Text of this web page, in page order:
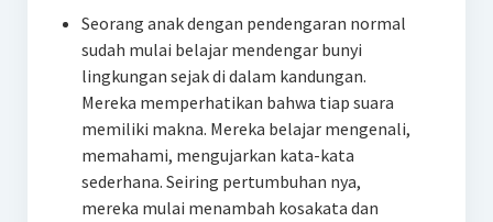
Seorang anak dengan pendengaran normal
sudah mulai belajar mendengar bunyi
lingkungan sejak di dalam kandungan.
Mereka memperhatikan bahwa tiap suara
memiliki makna. Mereka belajar mengenali,
memahami, mengujarkan kata-kata
sederhana. Seiring pertumbuhan nya,
mereka mulai menambah kosakata dan